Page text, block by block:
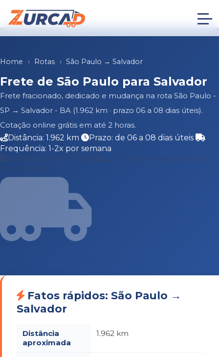
Home › Rotas › São Paulo → Salvador
Frete de São Paulo para Salvador
Frete fracionado, dedicado e mudança na rota São Paulo -
SP → Salvador - BA (1.962 km · prazo 06 a 08 dias úteis).
Cotação online grátis em até 2 horas.
Distância: 1.962 km
Prazo: de 06 a 08 dias úteis
Frequência: 1-2x por semana
Calcular frete agora
Falar
Fatos rápidos: São Paulo →
Salvador
Distância
aproximada
1.962 km